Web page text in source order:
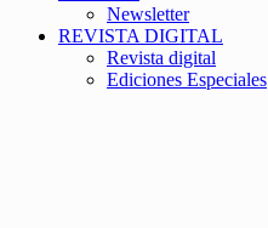
Newsletter
REVISTA DIGITAL
Revista digital
Ediciones Especiales